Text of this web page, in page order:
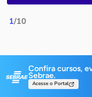
1/10
Confira cursos,
Sebrae.
Acesse o Portal